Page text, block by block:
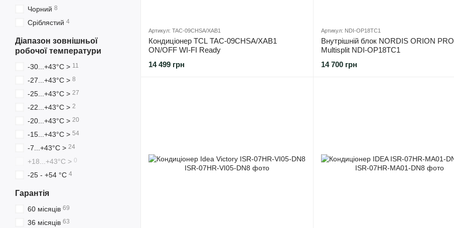
Артикул: TAC-09CHSA/XAB1
Кондиціонер TCL TAC-09CHSA/XAB1
ON/OFF WI-FI Ready
14 499 грн
Артикул: NDI-OP18TC1
Внутрішній блок NORDIS ORION PRO
Multisplit NDI-OP18TC1
14 700 грн
Чорний 8
Сріблястий 4
Діапазон зовнішньої
робочої температури
-30...+43°С > 11
-27...+43°С > 8
-25...+43°С > 27
-22...+43°С > 2
-20...+43°С > 20
-15...+43°С > 54
-7...+43°С > 24
+18...+43°С > 0
-25 - +54 °С 4
Гарантія
60 місяців 69
36 місяців 63